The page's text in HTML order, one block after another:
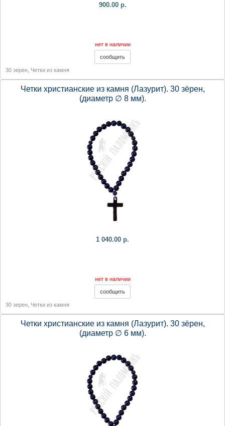
900.00 р.
нет в наличии
30 зерен Четки из камня
Четки христианские из камня (Лазурит). 30 зёрен,
(диаметр ∅ 8 мм).
1 040.00 р.
нет в наличии
30 зерен Четки из камня
Четки христианские из камня (Лазурит). 30 зёрен,
(диаметр ∅ 6 мм).